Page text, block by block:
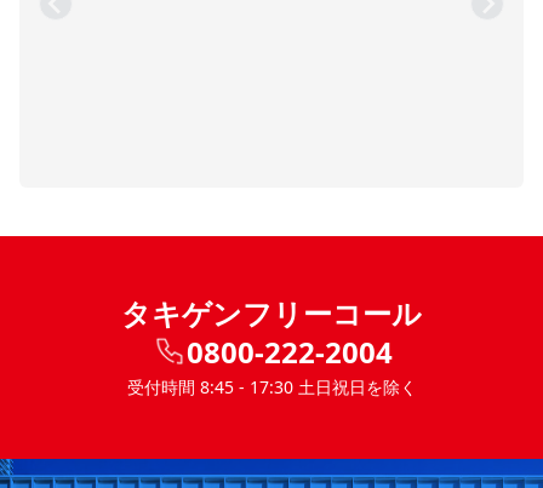
タキゲンフリーコール
0800-222-2004
受付時間 8:45 - 17:30 土日祝日を除く